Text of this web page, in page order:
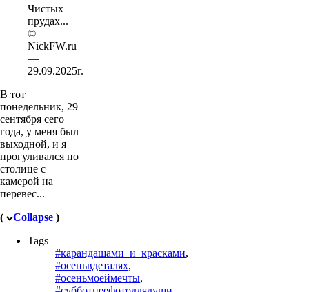
Чистых
прудах...
©
NickFW.ru
—
29.09.2025г.
В тот
понедельник, 29
сентября сего
года, у меня был
выходной, и я
прогуливался по
столице с
камерой на
перевес...
(
Collapse )
Tags
#карандашами_и_красками,
#осеньвдеталях,
#осеньмоеймечты,